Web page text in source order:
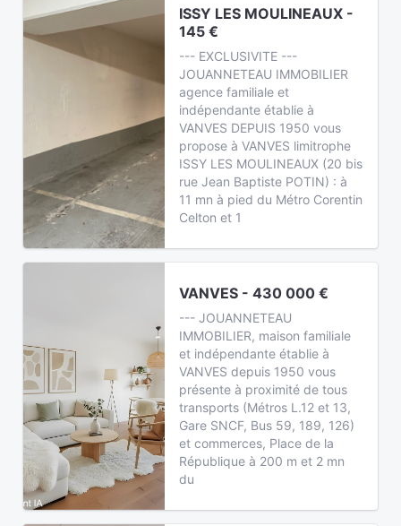
ISSY LES MOULINEAUX -
145 €
--- EXCLUSIVITE ---
JOUANNETEAU IMMOBILIER
agence familiale et
indépendante établie à
VANVES DEPUIS 1950 vous
propose à VANVES limitrophe
ISSY LES MOULINEAUX (20 bis
rue Jean Baptiste POTIN) : à
11 mn à pied du Métro Corentin
Celton et 1
VANVES - 430 000 €
--- JOUANNETEAU
IMMOBILIER, maison familiale
et indépendante établie à
VANVES depuis 1950 vous
présente à proximité de tous
transports (Métros L.12 et 13,
Gare SNCF, Bus 59, 189, 126)
et commerces, Place de la
République à 200 m et 2 mn
du